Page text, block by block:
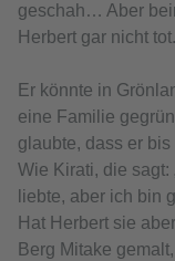
geschah… Aber
Herbert gar nicht tot.
Er könnte in
eine Familie
glaubte, dass er
Wie Kirati, die sagt:
liebte, aber ich bin
Hat Herbert sie
Berg Mitake